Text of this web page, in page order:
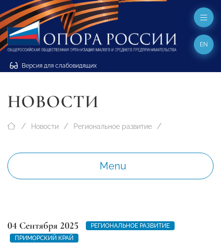
Версия для слабовидящих
EN
НОВОСТИ
Новости Региональное развитие
Menu
04 Сентября 2025
РЕГИОНАЛЬНОЕ РАЗВИТИЕ
ПРИМОРСКИЙ КРАЙ